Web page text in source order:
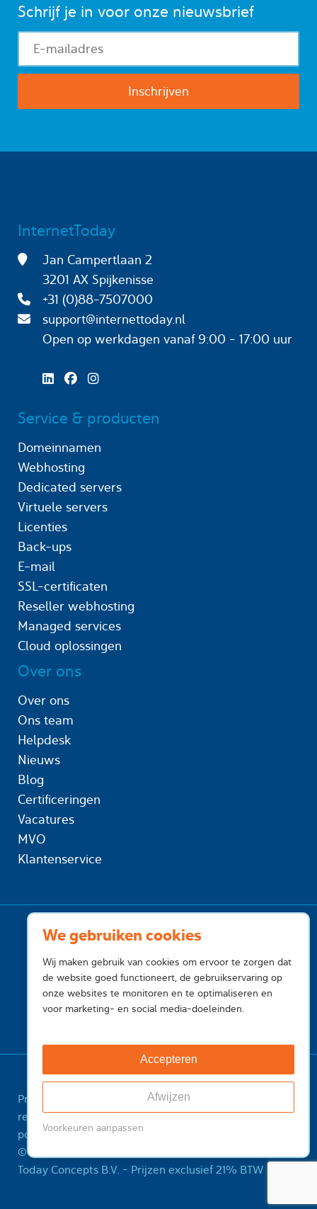
We gebruiken cookies
Wij maken gebruik van cookies om ervoor te zorgen dat
de website goed functioneert, de gebruikservaring op
onze websites te monitoren en te optimaliseren en
voor marketing- en social media-doeleinden.
Accepteren
Afwijzen
Voorkeuren aanpassen
Schrijf je in voor onze nieuwsbrief
InternetToday
Jan Campertlaan 2
3201 AX Spijkenisse
+31 (0)88-7507000
support@internettoday.nl
Open op werkdagen
vanaf 9:00 - 17:00 uur
Service & producten
Domeinnamen
Webhosting
Dedicated servers
Virtuele servers
Licenties
Back-ups
E-mail
SSL-certificaten
Reseller webhosting
Managed services
Cloud oplossingen
Over ons
Over ons
Ons team
Helpdesk
Nieuws
Blog
Certificeringen
Vacatures
MVO
Klantenservice
Privacy Voorwaarden
registry
Feedback Sitemap
ICANN Registrant
policy
Misbruik melden
© 2001-2026 InternetToday, is een handelsnaam van
Today Concepts B.V. - Prijzen exclusief 21% BTW